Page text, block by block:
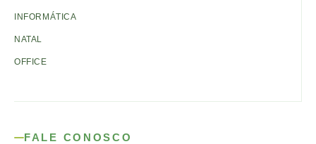
INFORMÁTICA
NATAL
OFFICE
FALE CONOSCO